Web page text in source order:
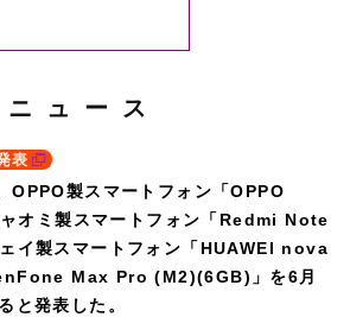
ニュース
表
OPPO製スマートフォン「OPPO
オミ製スマートフォン「Redmi Note
イ製スマートフォン「HUAWEI nova
Max Pro (M2)(6GB)」を6月
と発表した。